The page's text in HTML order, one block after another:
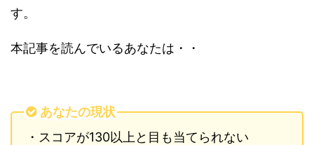
す。
本記事を読んでいるあなたは・・
あなたの現状
・スコアが130以上と目も当てられない